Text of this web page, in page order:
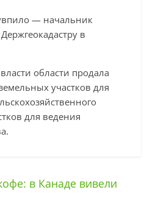
— начальник
в
области продала
участков для
для ведения
в Канаде вивели